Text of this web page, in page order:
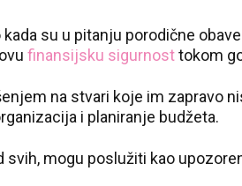
su u pitanju porodične
finansijsku sigurnosttokom
na stvari koje im zapravo
i planiranje budžeta.
svih, mogu poslužiti kao